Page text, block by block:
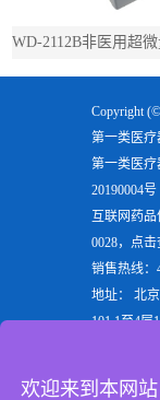
Copyright
第一类医疗
第一类医
20190004号
互联网药
0028，点
销售热线：
地址： 北
101,1至4层
欢迎来到本网